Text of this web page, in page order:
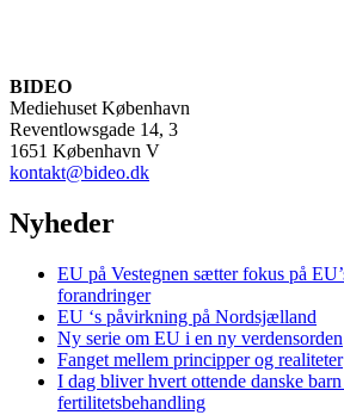
BIDEO
Mediehuset København
Reventlowsgade 14, 3
1651 København V
kontakt@bideo.dk
Nyheder
EU på Vestegnen sætter fokus på
forandringer
EU ‘s påvirkning på Nordsjælland
Ny serie om EU i en ny verdensorden
Fanget mellem principper og realiteter
I dag bliver hvert ottende danske
fertilitetsbehandling